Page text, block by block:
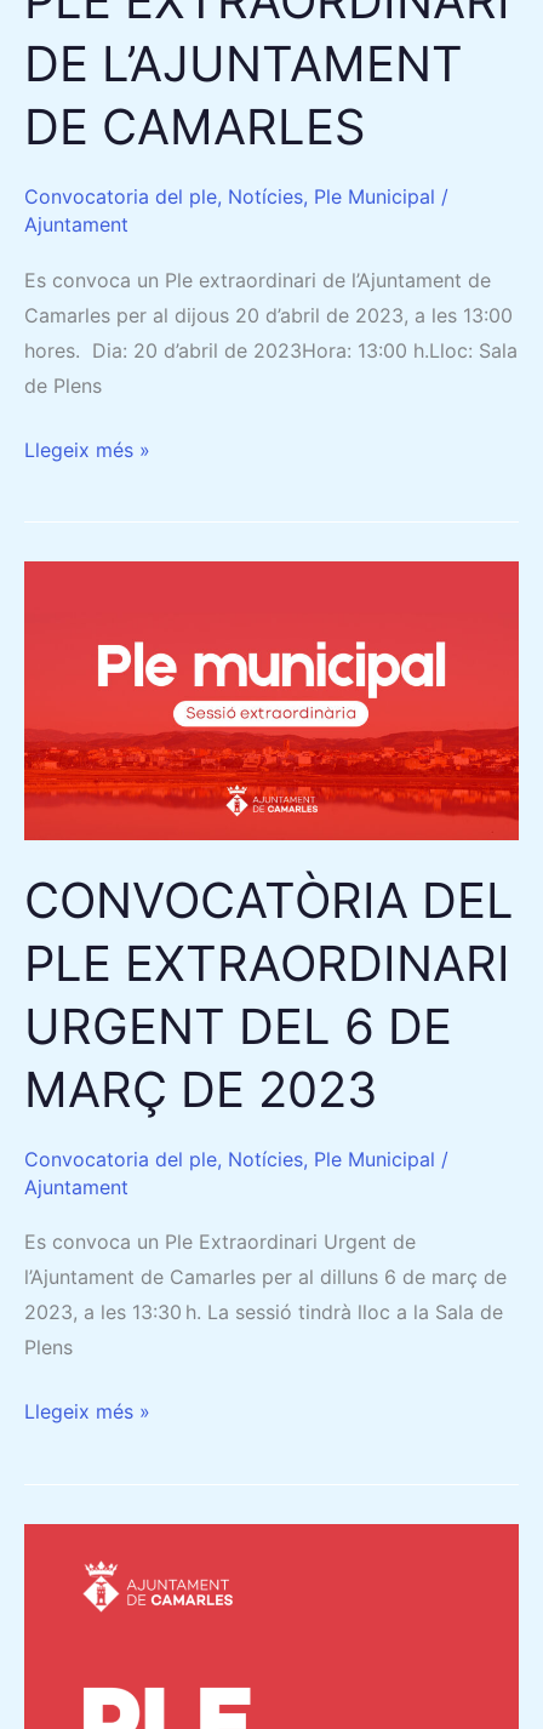
DE L’AJUNTAMENT
DE CAMARLES
Convocatoria del ple, Notícies, Ple Municipal /
Ajuntament
Es convoca un Ple extraordinari de l’Ajuntament de
Camarles per al dijous 20 d’abril de 2023, a les 13:00
hores. Dia: 20 d’abril de 2023Hora: 13:00 h.Lloc: Sala
de Plens
Llegeix més »
CONVOCATÒRIA DEL
PLE EXTRAORDINARI
URGENT DEL 6 DE
MARÇ DE 2023
Convocatoria del ple, Notícies, Ple Municipal /
Ajuntament
Es convoca un Ple Extraordinari Urgent de
l’Ajuntament de Camarles per al dilluns 6 de març de
2023, a les 13:30 h. La sessió tindrà lloc a la Sala de
Plens
EXTRAORDINARI
DEL
6
DE
Llegeix més »
L’AJUNTAMENT